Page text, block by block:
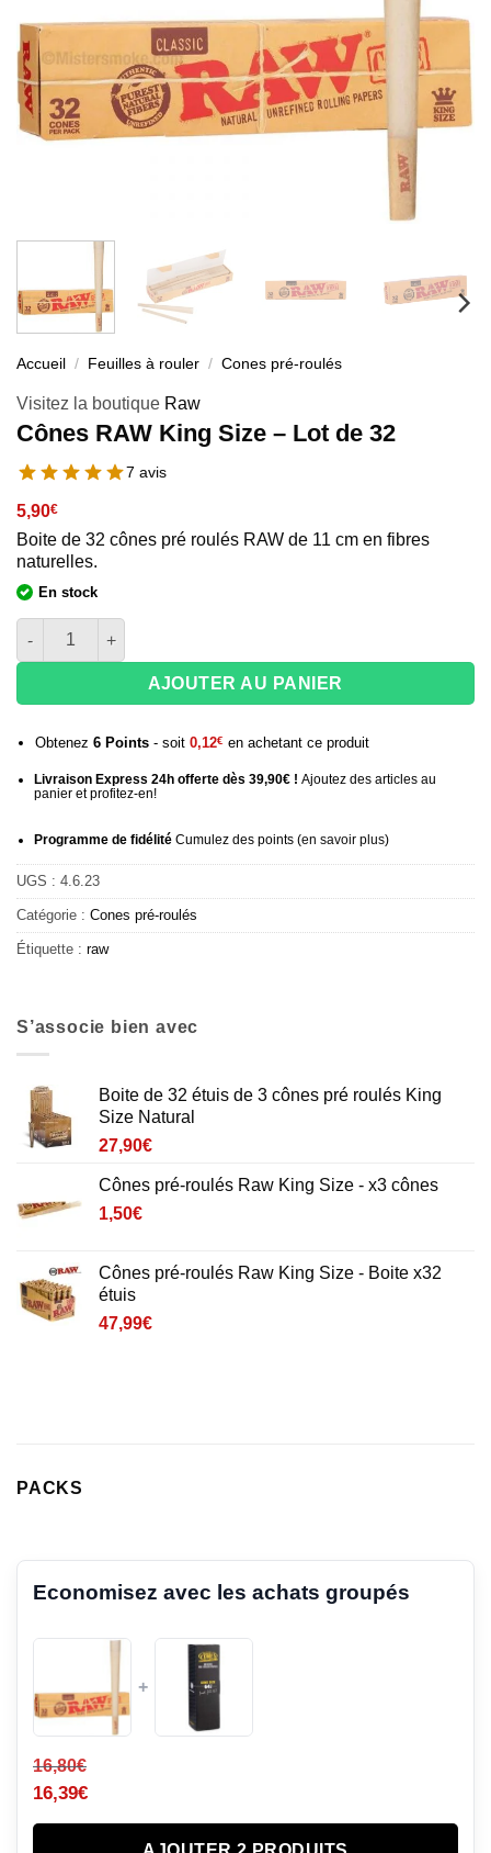
Accueil / Feuilles à rouler / Cones pré-roulés
Visitez la boutique Raw
Cônes RAW King Size – Lot de 32
7 avis
5,90€
Boite de 32 cônes pré roulés RAW de 11 cm en fibres
naturelles.
En stock
quantité de Cônes RAW King Size - Lot de 32
AJOUTER AU PANIER
Obtenez 6Points- soit 0,12€ en achetant ce produit
Livraison Express 24h offerte dès 39,90€ ! Ajoutez des articles au
panier et profitez-en!
Programme de fidélitéCumulez des points (en savoir plus)
UGS : 4.6.23
Catégorie : Cones pré-roulés
Étiquette : raw
S’associe bien avec
Boite de 32 étuis de 3 cônes pré roulés King
Size Natural
27,90€
Cônes pré-roulés Raw King Size - x3 cônes
1,50€
Cônes pré-roulés Raw King Size - Boite x32
étuis
47,99€
PACKS
Economisez avec les achats groupés
+
16,80€
16,39€